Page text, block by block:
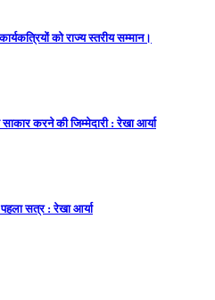
को राज्य स्तरीय सम्मान।
करने की जिम्मेदारी : रेखा आर्या
सत्र : रेखा आर्या